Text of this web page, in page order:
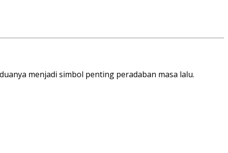
menjadi simbol penting peradaban masa lalu.